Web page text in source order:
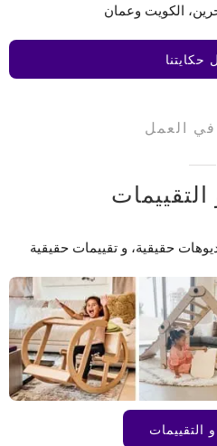
حكايتنا
في العمل
حقيقية، و تقييمات حقيقية
التقييمات